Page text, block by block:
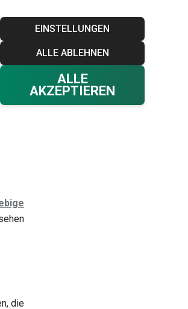
EINSTELLUNGEN
ALLE ABLEHNEN
ALLE
AKZEPTIEREN
Club Garantie Kontakt
Einloggen
0 Ihr Warenkorb
€ 0,00
die